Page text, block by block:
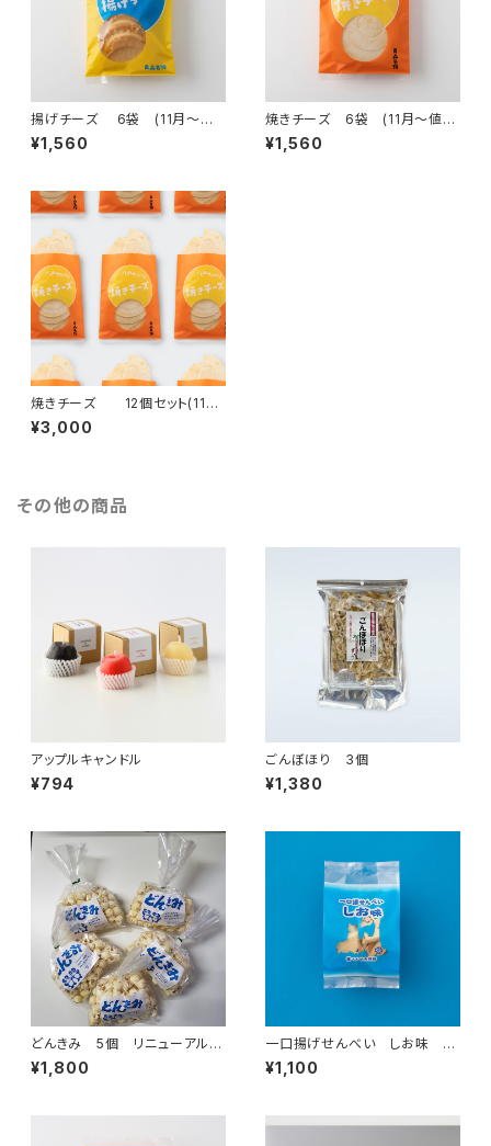
揚げチーズ 6袋 (11月～値
上げ)
¥1,560
焼きチーズ 6袋 (11月～値上
げ)
¥1,560
焼きチーズ 12個セット(11月
～値上げ)
¥3,000
その他の商品
アップルキャンドル
¥794
ごんぼほり 3個
¥1,380
どんきみ 5個 リニューアル
(容量 価格変更)
¥1,800
一口揚げせんべい しお味 5
0g 5個
¥1,100